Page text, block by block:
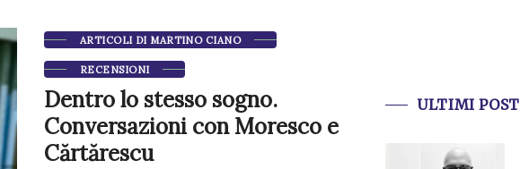
ARTICOLI DI MARTINO CIANO
RECENSIONI
Dentro lo stesso sogno.
Conversazioni con Moresco e
Cărtărescu
ULTIMI POST